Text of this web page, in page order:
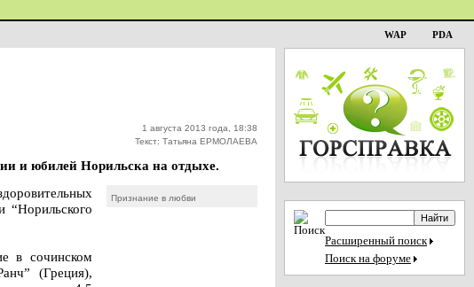
WAP PDA
1 августа 2013 года, 18:38
Текст: Татьяна ЕРМОЛАЕВА
и юбилей Норильска на отдыхе.
“Норильского
в сочинском
(Греция),
Признание в любви
Расширенный поиск
Поиск на форуме